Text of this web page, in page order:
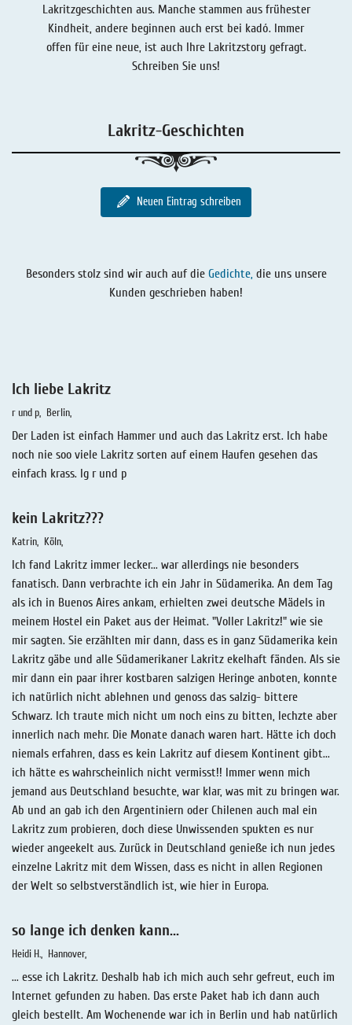
Lakritz - Gutschein
Salmiaklakritz
Lakritz - Schachteln & Dosen
Lakritz - Geschichten
Lakritzgeschichten aus. Manche stammen aus frühester
Kindheit, andere beginnen auch erst bei kadó. Immer
offen für eine neue, ist auch Ihre Lakritzstory gefragt.
Schreiben Sie uns!
Lakritz-Geschichten
Neuen Eintrag schreiben
Besonders stolz sind wir auch auf die Gedichte, die uns unsere
Kunden geschrieben haben!
Ich liebe Lakritz
r und p Berlin
Der Laden ist einfach Hammer und auch das Lakritz erst. Ich habe
noch nie soo viele Lakritz sorten auf einem Haufen gesehen das
einfach krass. lg r und p
kein Lakritz???
Katrin Köln
Ich fand Lakritz immer lecker... war allerdings nie besonders
fanatisch. Dann verbrachte ich ein Jahr in Südamerika. An dem Tag
als ich in Buenos Aires ankam, erhielten zwei deutsche Mädels in
meinem Hostel ein Paket aus der Heimat. "Voller Lakritz!" wie sie
mir sagten. Sie erzählten mir dann, dass es in ganz Südamerika kein
Lakritz gäbe und alle Südamerikaner Lakritz ekelhaft fänden. Als sie
mir dann ein paar ihrer kostbaren salzigen Heringe anboten, konnte
ich natürlich nicht ablehnen und genoss das salzig- bittere
Schwarz. Ich traute mich nicht um noch eins zu bitten, lechzte aber
innerlich nach mehr. Die Monate danach waren hart. Hätte ich doch
niemals erfahren, dass es kein Lakritz auf diesem Kontinent gibt...
ich hätte es wahrscheinlich nicht vermisst!! Immer wenn mich
jemand aus Deutschland besuchte, war klar, was mit zu bringen war.
Ab und an gab ich den Argentiniern oder Chilenen auch mal ein
Lakritz zum probieren, doch diese Unwissenden spukten es nur
wieder angeekelt aus. Zurück in Deutschland genieße ich nun jedes
einzelne Lakritz mit dem Wissen, dass es nicht in allen Regionen
der Welt so selbstverständlich ist, wie hier in Europa.
so lange ich denken kann...
Heidi H. Hannover
... esse ich Lakritz. Deshalb hab ich mich auch sehr gefreut, euch im
Internet gefunden zu haben. Das erste Paket hab ich dann auch
gleich bestellt. Am Wochenende war ich in Berlin und hab natürlich